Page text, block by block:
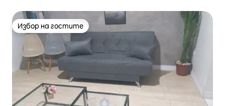
Избор на гостите
Избор на гостите